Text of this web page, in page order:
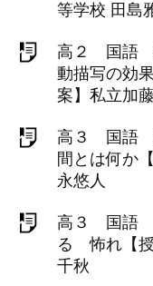
等学校 田島
高２ 国語
動描写の効
案】私立加
高３ 国語
間とは何か
永悠人
高３ 国語
る 怖れ【
千秋